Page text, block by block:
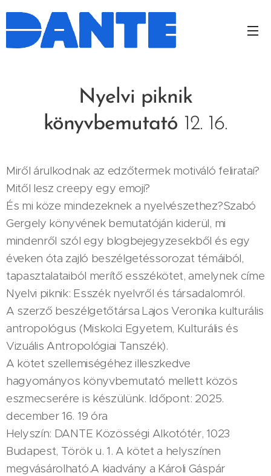
Nyelvi piknik
könyvbemutató 12. 16.
Miről árulkodnak az edzőtermek motiváló feliratai?
Mitől lesz creepy egy emoji?
És mi köze mindezeknek a nyelvészethez?Szabó
Gergely könyvének bemutatóján kiderül, mi
mindenről szól egy blogbejegyzesekből és egy
éveken óta zajló beszélgetéssorozat témáiból,
tapasztalataiból merítő esszékötet, amelynek címe
Nyelvi piknik: Esszék nyelvről és társadalomról.
A szerző beszélgetőtársa Lajos Veronika kulturális
antropológus (Miskolci Egyetem, Kulturális és
Vizuális Antropológiai Tanszék).
A kötet szellemiségéhez illeszkedve
hagyományos könyvbemutató mellett közös
eszmecserére is készülünk. Időpont: 2025.
december 16. 19 óra
Helyszín: DANTE Közösségi Alkotótér, 1023
Budapest, Török u. 1. A kötet a helyszínen
megvásárolható.A kiadvány a Károli Gáspár